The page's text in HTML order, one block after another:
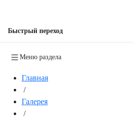
Быстрый переход
Меню раздела
Главная
/
Галерея
/